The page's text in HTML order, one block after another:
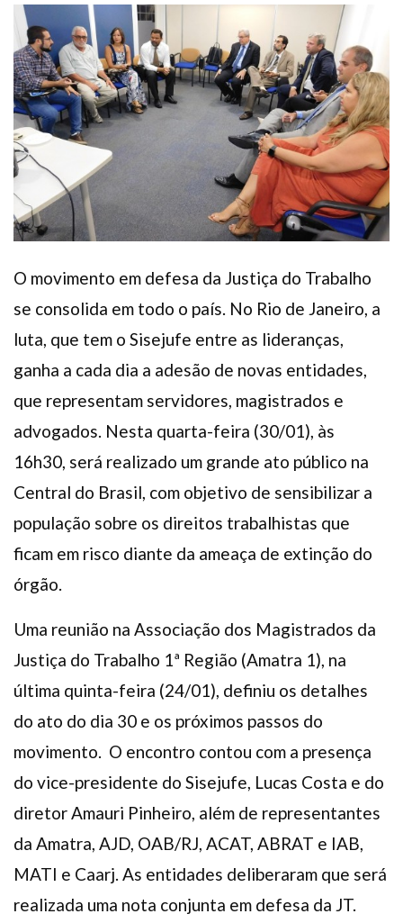
O movimento em defesa da Justiça do Trabalho
se consolida em todo o país. No Rio de Janeiro, a
luta, que tem o Sisejufe entre as lideranças,
ganha a cada dia a adesão de novas entidades,
que representam servidores, magistrados e
advogados. Nesta quarta-feira (30/01), às
16h30, será realizado um grande ato público na
Central do Brasil, com objetivo de sensibilizar a
população sobre os direitos trabalhistas que
ficam em risco diante da ameaça de extinção do
órgão.
Uma reunião na Associação dos Magistrados da
Justiça do Trabalho 1ª Região (Amatra 1), na
última quinta-feira (24/01), definiu os detalhes
do ato do dia 30 e os próximos passos do
movimento. O encontro contou com a presença
do vice-presidente do Sisejufe, Lucas Costa e do
diretor Amauri Pinheiro, além de representantes
da Amatra, AJD, OAB/RJ, ACAT, ABRAT e IAB,
MATI e Caarj. As entidades deliberaram que será
realizada uma nota conjunta em defesa da JT.
Plano de Saúde
Assistência Funeral
Pós-graduação
FacebookInstagramTwitter YoutubeTikTok Whatsapp